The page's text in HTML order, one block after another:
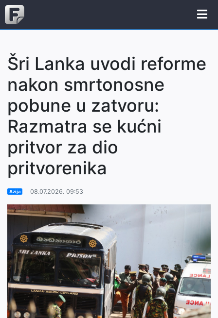
Šri Lanka uvodi reforme
nakon smrtonosne
pobune u zatvoru:
Razmatra se kućni
pritvor za dio
pritvorenika
Azija 08.07.2026. 09:53